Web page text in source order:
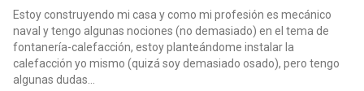
Estoy construyendo mi casa y como mi profesión es mecánico
naval y tengo algunas nociones (no demasiado) en el tema de
fontanería-calefacción, estoy planteándome instalar la
calefacción yo mismo (quizá soy demasiado osado), pero tengo
algunas dudas...